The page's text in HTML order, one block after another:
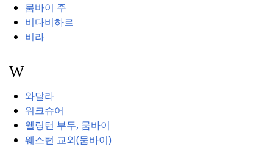
뭄바이 주
비다비하르
비라
W
와달라
워크슈어
웰링턴 부두, 뭄바이
웨스턴 교외(뭄바이)